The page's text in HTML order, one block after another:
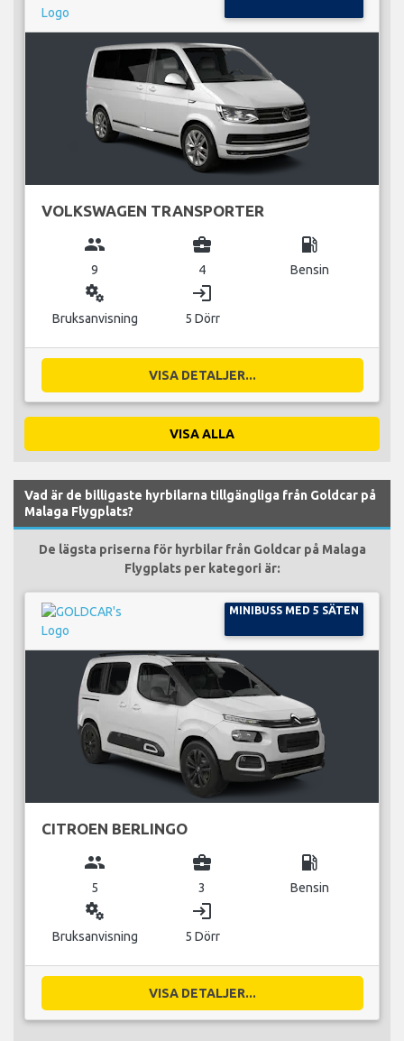
VOLKSWAGEN TRANSPORTER
group
9
business_center
4
local_gas_station
Bensin
miscellaneous_services
Bruksanvisning
login
5 Dörr
VISA DETALJER...
VISA ALLA
Vad är de billigaste hyrbilarna tillgängliga från Goldcar på
Malaga Flygplats?
De lägsta priserna för hyrbilar från Goldcar på Malaga
Flygplats per kategori är:
MINIBUSS MED 5 SÄTEN
CITROEN BERLINGO
group
5
business_center
3
local_gas_station
Bensin
miscellaneous_services
Bruksanvisning
login
5 Dörr
VISA DETALJER...